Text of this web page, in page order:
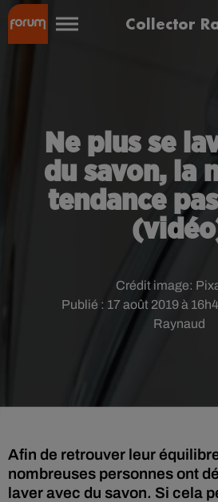
Collector
Ne plus se
du savon, la
tendance
Publié : 17 août 2019 à
Raynaud
Crédit image:
Afin de retrouver leur
nombreuses personnes ont
laver avec du savon. Si cela